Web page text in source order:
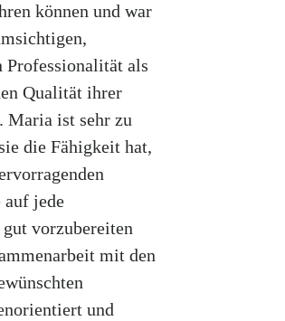
können und war
als
Qualität ihrer
Maria ist sehr zu
die Fähigkeit hat,
auf jede
vorzubereiten
mit den
und